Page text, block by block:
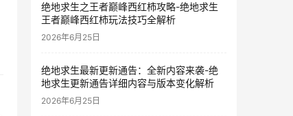
绝地求生之王者巅峰西红柿攻略-绝地求生
王者巅峰西红柿玩法技巧全解析
2026年6月25日
绝地求生最新更新通告：全新内容来袭-绝
地求生更新通告详细内容与版本变化解析
2026年6月25日